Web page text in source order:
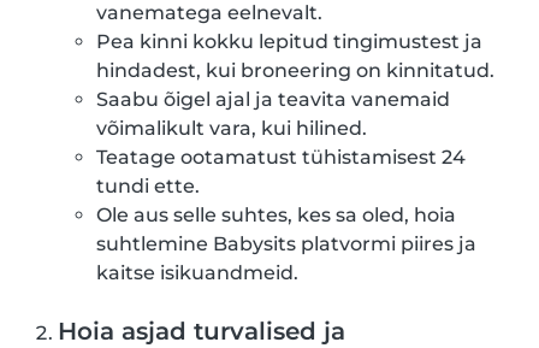
vanematega eelnevalt.
Pea kinni kokku lepitud tingimustest ja
hindadest, kui broneering on kinnitatud.
Saabu õigel ajal ja teavita vanemaid
võimalikult vara, kui hilined.
Teatage ootamatust tühistamisest 24
tundi ette.
Ole aus selle suhtes, kes sa oled, hoia
suhtlemine Babysits platvormi piires ja
kaitse isikuandmeid.
Hoia asjad turvalised ja